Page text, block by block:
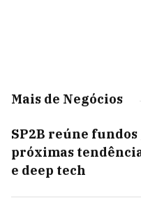
Mais de Negócios
SP2B reúne
próximas
e deep tech